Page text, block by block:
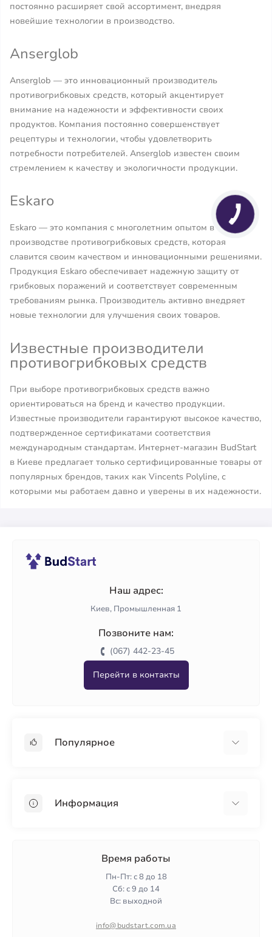
постоянно расширяет свой ассортимент, внедряя
новейшие технологии в производство.
Anserglob
Anserglob — это инновационный производитель
противогрибковых средств, который акцентирует
внимание на надежности и эффективности своих
продуктов. Компания постоянно совершенствует
рецептуры и технологии, чтобы удовлетворить
потребности потребителей. Anserglob известен своим
стремлением к качеству и экологичности продукции.
Eskaro
Eskaro — это компания с многолетним опытом в
производстве противогрибковых средств, которая
славится своим качеством и инновационными решениями.
Продукция Eskaro обеспечивает надежную защиту от
грибковых поражений и соответствует современным
требованиям рынка. Производитель активно внедряет
новые технологии для улучшения своих товаров.
Известные производители
противогрибковых средств
При выборе противогрибковых средств важно
ориентироваться на бренд и качество продукции.
Известные производители гарантируют высокое качество,
подтвержденное сертификатами соответствия
международным стандартам. Интернет-магазин BudStart
в Киеве предлагает только сертифицированные товары от
популярных брендов, таких как Vincents Polyline, с
которыми мы работаем давно и уверены в их надежности.
Наш адрес:
Киев, Промышленная 1
Позвоните нам:
(067) 442-23-45
Перейти в контакты
Популярное
ПенопластИнформация
Политика конфиденциальности
Время работы
Пн-Пт: с 8 до 18
Сб: с 9 до 14
Вс: выходной
info@budstart.com.ua